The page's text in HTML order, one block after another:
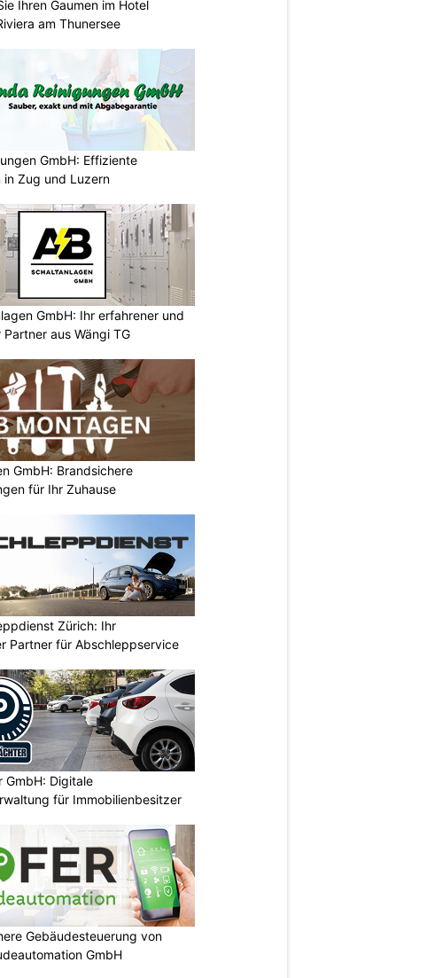
Ihren Gaumen im Hotel
am Thunersee
GmbH: Effiziente
in Zug und Luzern
GmbH: Ihr erfahrener und
aus Wängi TG
GmbH: Brandsichere
für Ihr Zuhause
Zürich: Ihr
Partner für Abschleppservice
GmbH: Digitale
für Immobilienbesitzer
Gebäudesteuerung von
GmbH